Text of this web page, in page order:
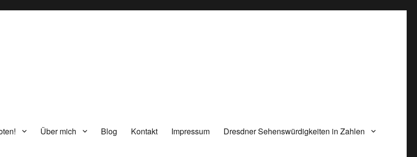
Über mich Blog Kontakt Impressum
Dresdner Sehenswürdigkeiten in Zahlen